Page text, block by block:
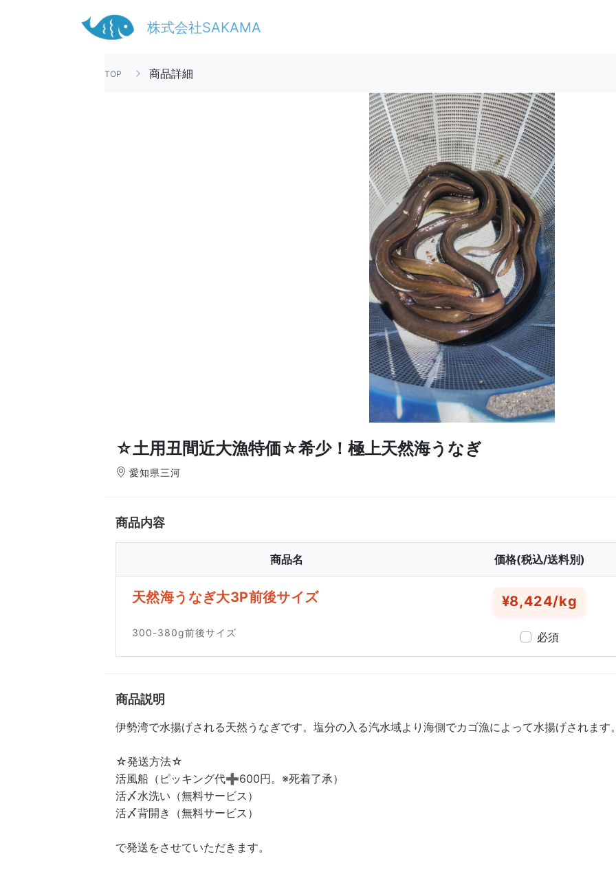
株式会社SAKAMA
TOP 商品詳細
☆土用丑間近大漁特価☆希少！極上天然海うなぎ
愛知県三河
商品内容
商品名 価格(税込/送料別)
天然海うなぎ大3P前後サイズ
300-380g前後サイズ
¥8,424/kg
必須
商品説明
伊勢湾で水揚げされる天然うなぎです。塩分の入る汽水域より海側でカゴ漁によって水揚げされま
☆発送方法☆
活風船（ピッキング代➕600円。※死着了承）
活〆水洗い（無料サービス）
活〆背開き（無料サービス）
で発送をさせていただきます。